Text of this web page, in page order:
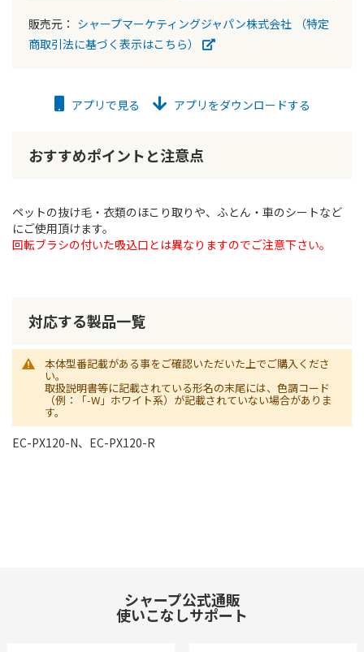
販売元： シャープマーケティングジャパン株式会社
（特定
商取引法に基づく表示はこちら）
アプリで見る アプリをダウンロードする
おすすめポイントと注意点
ペットの抜け毛・衣類のほこり取りや、ふとん・車のシートなど
にご使用頂けます。
回転ブラシの付いた吸込口とは異なりますのでご注意下さい。
対応する製品一覧
本体型番記載がある事をご確認いただいた上でご購入くださ
い。
取扱説明書等に記載されている形名の末尾には、色調コード
（例：「-W」ホワイト系）が記載されていない場合がありま
す。
EC-PX120-N、EC-PX120-R
シャープ公式通販
使いこなしサポート